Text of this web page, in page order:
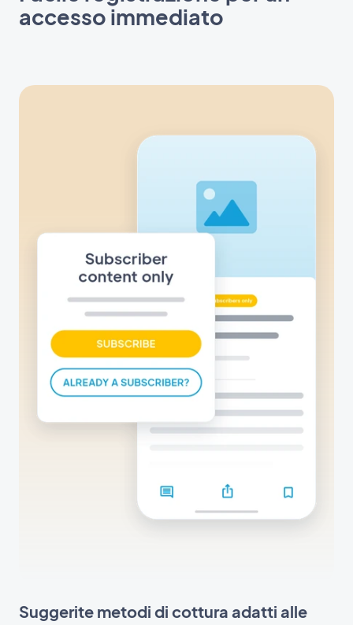
accesso immediato
Suggerite metodi di cottura adatti alle